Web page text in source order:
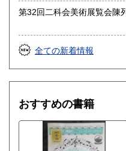
取り扱い分野
総記、哲学宗教、歴史、社
語国文、外国文学、古典籍
カルチャー、古書一般（その
古文書・和本・刷り物・絵
第32回二科会美術展覧会陳
全ての新着情報
おすすめの書籍